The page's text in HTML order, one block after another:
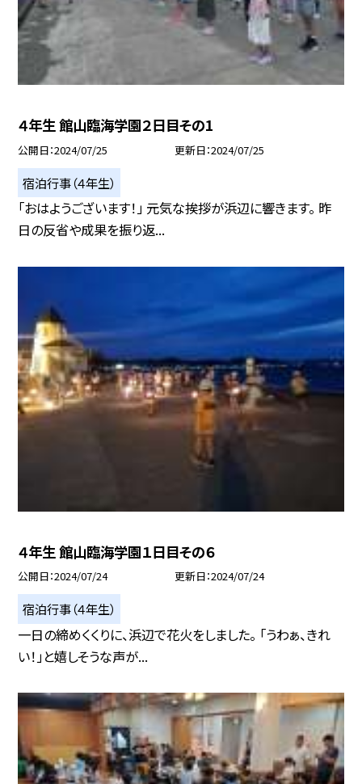
４年生 館山臨海学園２日目その1
公開日 2024/07/25 更新日 2024/07/25
宿泊行事（４年生）
「おはようございます！」 元気な挨拶が浜辺に響きます。 昨
日の反省や成果を振り返...
４年生 館山臨海学園１日目その６
公開日 2024/07/24 更新日 2024/07/24
宿泊行事（４年生）
一日の締めくくりに、浜辺で花火をしました。 「うわぁ、きれ
い！」と嬉しそうな声が...